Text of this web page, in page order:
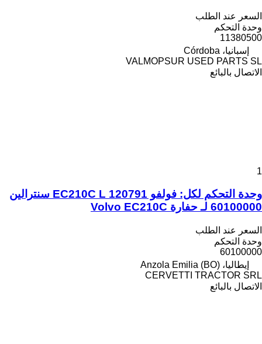
السعر عند الطلب
وحدة التحكم
11380500
إسبانيا، Córdoba
VALMOPSUR USED PARTS SL
الاتصال بالبائع
1
وحدة التحكم لكل: فولفو EC210C L 120791 سنترالين
60100000 لـ حفارة Volvo EC210C
السعر عند الطلب
وحدة التحكم
60100000
إيطاليا، Anzola Emilia (BO)
CERVETTI TRACTOR SRL
الاتصال بالبائع